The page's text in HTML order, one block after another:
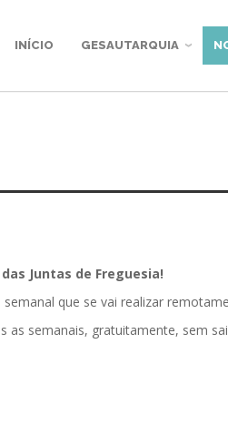
INÍCIO GESAUTARQUIA
Juntas de Freguesia!
que se vai realizar
semanais, gratuitamente, sem